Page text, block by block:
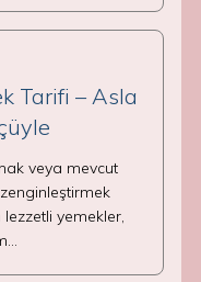
Tarifi – Asla
veya mevcut
yemekler,